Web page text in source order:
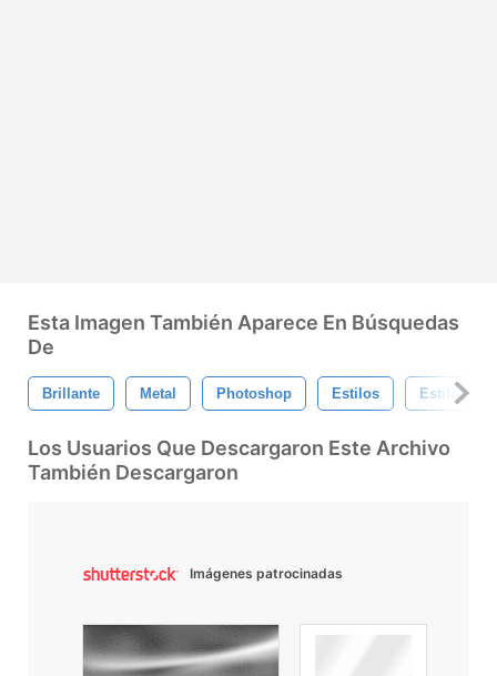
Esta Imagen También Aparece En Búsquedas
De
Brillante Metal Photoshop Estilos Estilo
Los Usuarios Que Descargaron Este Archivo
También Descargaron
Imágenes patrocinadas